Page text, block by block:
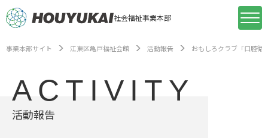
社会福祉事業本部
事業本部サイト 江東区亀戸福祉会館 活動報告 おもしろクラブ「口腔衛
ACTIVITY
活動報告